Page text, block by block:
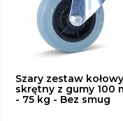
Szary zestaw kołowy
skrętny z gumy 100
- 75 kg - Bez smug